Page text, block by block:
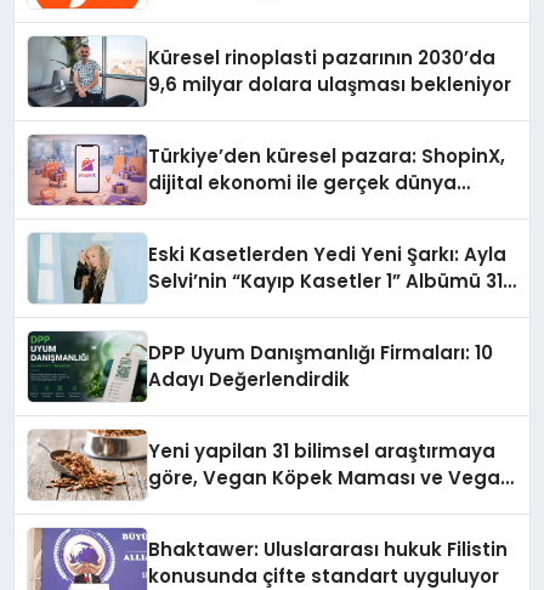
Küresel rinoplasti pazarının 2030’da
9,6 milyar dolara ulaşması bekleniyor
Türkiye’den küresel pazara: ShopinX,
dijital ekonomi ile gerçek dünya
Eski Kasetlerden Yedi Yeni Şarkı: Ayla
Selvi’nin “Kayıp Kasetler 1” Albümü 31
DPP Uyum Danışmanlığı Firmaları: 10
Adayı Değerlendirdik
Yeni yapilan 31 bilimsel araştırmaya
göre, Vegan Köpek Maması ve Vegan
Bhaktawer: Uluslararası hukuk Filistin
konusunda çifte standart uyguluyor